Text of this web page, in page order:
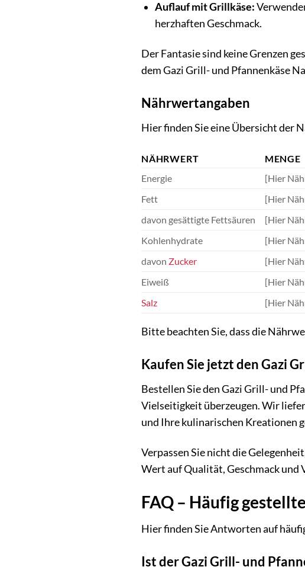
Auflauf mit Grillkäse:
herzhaften Geschmack.
Der Fantasie sind keine Grenzen
dem Gazi Grill- und Pfannenkäse
Nährwertangaben
Hier finden Sie eine Übersicht der
NÄHRWERT
MENGE
Energie
[Hier
Fett
[Hier
davon gesättigte Fettsäuren
[Hier
Kohlenhydrate
[Hier
davon Zucker
[Hier
Eiweiß
[Hier
Salz
[Hier
Bitte beachten Sie, dass die
Kaufen Sie jetzt den Gazi
Bestellen Sie den Gazi Grill- und
Vielseitigkeit überzeugen. Wir
und Ihre kulinarischen Kreationen
Verpassen Sie nicht die
Wert auf Qualität, Geschmack und
FAQ – Häufig
Hier finden Sie Antworten auf
Ist der Gazi Grill- und